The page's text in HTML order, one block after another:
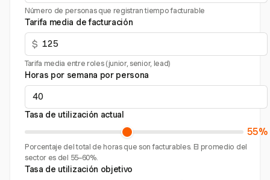
Número de personas que registran tiempo facturable
Tarifa media de facturación
$
Tarifa media entre roles (junior, senior, lead)
Horas por semana por persona
Tasa de utilización actual
55%
Porcentaje del total de horas que son facturables. El promedio del
sector es del 55–60%.
Tasa de utilización objetivo